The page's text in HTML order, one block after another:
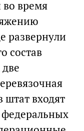
время
развернули
состав
входят
федеральных